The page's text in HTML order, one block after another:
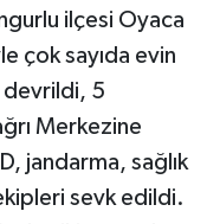
ilçesi Oyaca
çok sayıda evin
devrildi, 5
Merkezine
jandarma, sağlık
sevk edildi.